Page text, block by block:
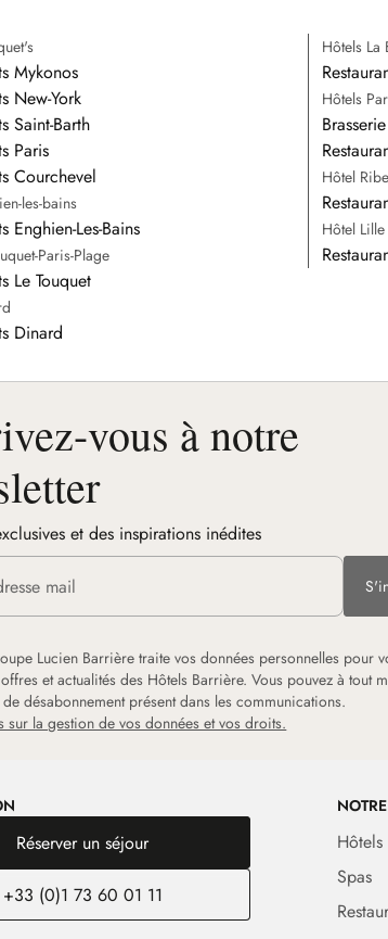
Mykonos
New-York
Saint-Barth
Paris
Courchevel
les-bains
Enghien-Les-Bains
Paris-Plage
Le Touquet
Dinard
Hôtels La
Hôtels
Hôtel
Hôtel Lille
vous à notre
et des inspirations inédites
Lucien Barrière traite vos données personnelles pour
et actualités des Hôtels Barrière. Vous pouvez à tout
désabonnement présent dans les communications.
sur la gestion de vos données et vos droits.
Réserver un séjour
+33 (0)1 73 60 01 11
Hôtels
Spas